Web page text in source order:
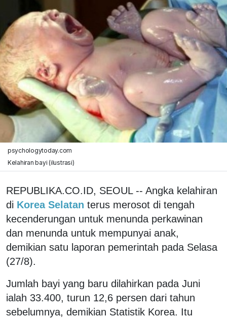
psychologytoday.com
Kelahiran bayi (ilustrasi)
REPUBLIKA.CO.ID, SEOUL -- Angka kelahiran
di Korea Selatan terus merosot di tengah
kecenderungan untuk menunda perkawinan
dan menunda untuk mempunyai anak,
demikian satu laporan pemerintah pada Selasa
(27/8).
Jumlah bayi yang baru dilahirkan pada Juni
ialah 33.400, turun 12,6 persen dari tahun
sebelumnya, demikian Statistik Korea. Itu